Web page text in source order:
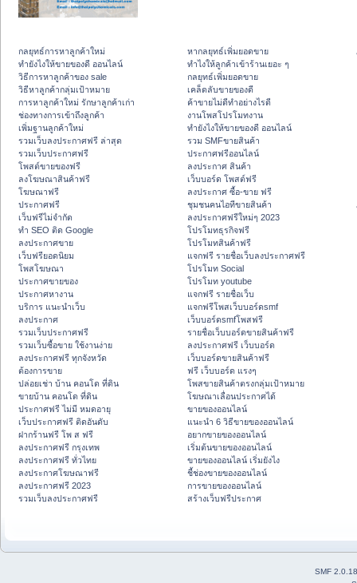
กลยุทธ์การหาลูกค้าใหม่
ทํายังไงให้ขายของดี ออนไลน์
วิธีการหาลูกค้าของ sale
วิธีหาลูกค้ากลุ่มเป้าหมาย
การหาลูกค้าใหม่ รักษาลูกค้าเก่า
ช่องทางการเข้าถึงลูกค้า
เพิ่มฐานลูกค้าใหม่
รวมเว็บลงประกาศฟรี ล่าสุด
รวมเว็บประกาศฟรี
โพสต์ขายของฟรี
ลงโฆษณาสินค้าฟรี
โฆษณาฟรี
ประกาศฟรี
เว็บฟรีไม่จำกัด
ทำ SEO ติด Google
ลงประกาศขาย
เว็บฟรียอดนิยม
โพสโฆษณา
ประกาศขายของ
ประกาศหางาน
บริการ แนะนำเว็บ
ลงประกาศ
รวมเว็บประกาศฟรี
รวมเว็บซื้อขาย ใช้งานง่าย
ลงประกาศฟรี ทุกจังหวัด
ต้องการขาย
ปล่อยเช่า บ้าน คอนโด ที่ดิน
ขายบ้าน คอนโด ที่ดิน
ประกาศฟรี ไม่มี หมดอายุ
เว็บประกาศฟรี ติดอันดับ
ฝากร้านฟรี โพ ส ฟรี
ลงประกาศฟรี กรุงเทพ
ลงประกาศฟรี ทั่วไทย
ลงประกาศโฆษณาฟรี
ลงประกาศฟรี 2023
รวมเว็บลงประกาศฟรี
หากลยุทธ์เพิ่มยอดขาย
ทําไงให้ลูกค้าเข้าร้านเยอะ ๆ
กลยุทธ์เพิ่มยอดขาย
เคล็ดลับขายของดี
ค้าขายไม่ดีทำอย่างไรดี
งานโพสโปรโมทงาน
ทํายังไงให้ขายของดี ออนไลน์
รวม SMFขายสินค้า
ประกาศฟรีออนไลน์
ลงประกาศ สินค้า
เว็บบอร์ด โพสต์ฟรี
ลงประกาศ ซื้อ-ขาย ฟรี
ชุมชนคนไอทีขายสินค้า
ลงประกาศฟรีใหม่ๆ 2023
โปรโมทธุรกิจฟรี
โปรโมทสินค้าฟรี
แจกฟรี รายชื่อเว็บลงประกาศฟรี
โปรโมท Social
โปรโมท youtube
แจกฟรี รายชื่อเว็บ
แจกฟรีโพสเว็บบอร์ดsmf
เว็บบอร์ดsmfโพสฟรี
รายชื่อเว็บบอร์ดขายสินค้าฟรี
ลงประกาศฟรี เว็บบอร์ด
เว็บบอร์ดขายสินค้าฟรี
ฟรี เว็บบอร์ด แรงๆ
โพสขายสินค้าตรงกลุ่มเป้าหมาย
โฆษณาเลื่อนประกาศได้
ขายของออนไลน์
แนะนำ 6 วิธีขายของออนไลน์
อยากขายของออนไลน์
เริ่มต้นขายของออนไลน์
ขายของออนไลน์ เริ่มยังไง
ชี้ช่องขายของออนไลน์
การขายของออนไลน์
สร้างเว็บฟรีประกาศ
SMF 2.0.18